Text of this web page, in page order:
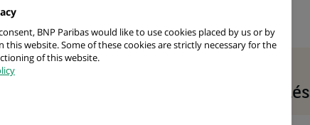
et énergétique en 3 chiffres clés
BNP Paribas would like to use cookies placed by us or by
this website. Some of these cookies are strictly necessary for the
of this website.